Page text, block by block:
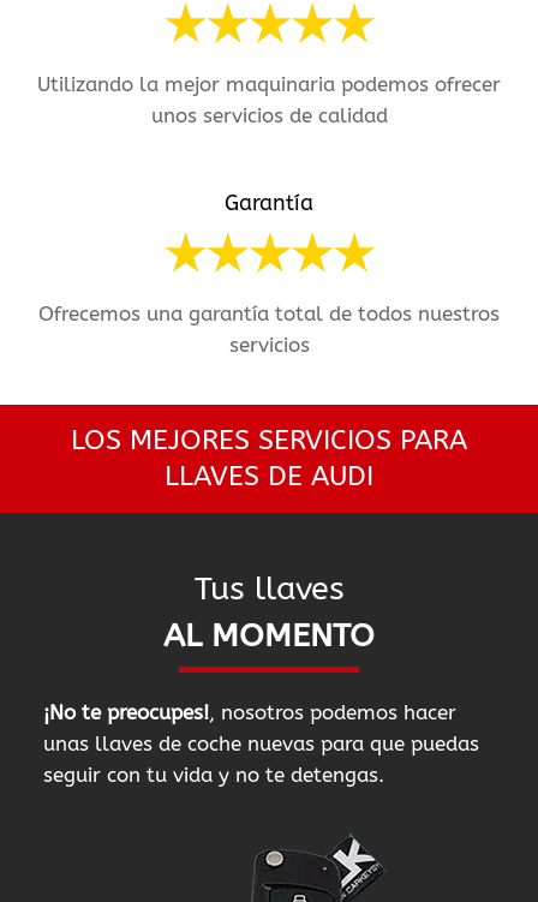
Utilizando la mejor maquinaria podemos ofrecer
unos servicios de calidad
Garantía
Ofrecemos una garantía total de todos nuestros
servicios
LOS MEJORES SERVICIOS PARA
LLAVES DE AUDI
Tus llaves
AL MOMENTO
¡No te preocupes!, nosotros podemos hacer
unas llaves de coche nuevas para que puedas
seguir con tu vida y no te detengas.